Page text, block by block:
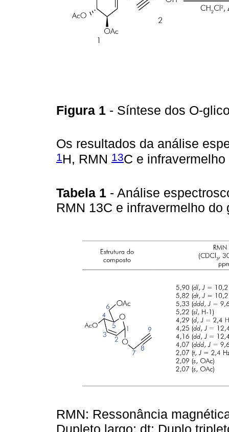
Figura 1 - Síntese dos O-
Os resultados da análise
1H, RMN 13C e
Tabela 1 - Análise
RMN 13C e infravermelho
RMN: Ressonância
Dupleto largo; dt: Duplo